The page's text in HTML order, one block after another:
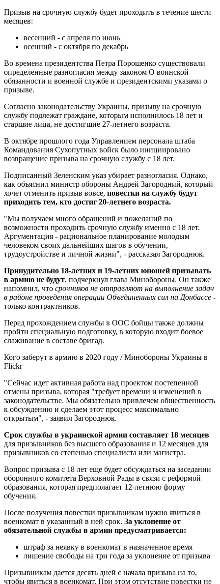
Призыв на срочную службу будет проходить в течение шести
месяцев:
весенний - с апреля по июнь
осенний - с октября по декабрь
Во времена президентства Петра Порошенко существовали
определенные разногласия между законом О воинской
обязанности и военной службе и президентскими указами о
призыве.
Согласно законодательству Украины, призыву на срочную
службу подлежат граждане, которым исполнилось 18 лет и
старшие лица, не достигшие 27-летнего возраста.
В октябре прошлого года Управлением персонала штаба
Командования Сухопутных войск было инициировано
возвращение призыва на срочную службу с 18 лет.
Подписанный Зеленским указ убирает разногласия. Однако,
как объяснил министр обороны Андрей Загородний, который
хочет отменить призыв вовсе, повестки на службу будут
приходить тем, кто достиг 20-летнего возраста.
"Мы получаем много обращений и пожеланий по
возможности проходить срочную службу именно с 18 лет.
Аргументация - рациональное планирование молодым
человеком своих дальнейших шагов в обучении,
трудоустройстве и личной жизни", - рассказал Загороднюк.
Принудительно 18-летних и 19-летних юношей призывать
в армию не будут, подчеркнул глава Минобороны. Он также
напомнил, что срочников не отправляют на выполнение задач
в районе проведения операции Объединенных сил на Донбассе -
только контрактников.
Перед прохождением службы в ООС бойцы также должны
пройти специальную подготовку, в которую входит боевое
слаживание в составе бригад.
Кого заберут в армию в 2020 году / Минобороны Украины в
Flickr
"Сейчас идет активная работа над проектом постепенной
отмены призыва, которая "требует времени и изменений в
законодательстве. Мы обязательно привлечем общественность
к обсуждению и сделаем этот процесс максимально
открытым", - заявил Загороднюк.
Срок службы в украинской армии составляет 18 месяцев
для призывников без высшего образования и 12 месяцев для
призывников со степенью специалиста или магистра.
Вопрос призыва с 18 лет еще будет обсуждаться на заседании
оборонного комитета Верховной Рады в связи с реформой
образования, которая предполагает 12-летнюю форму
обучения.
После получения повестки призывникам нужно явиться в
военкомат в указанный в ней срок. За уклонение от
обязательной службы в армии предусматривается:
штраф за неявку в военкомат в назначенное время
лишение свободы на три года за уклонение от призыва
Призывникам дается десять дней с начала призыва на то,
чтобы явиться в военкомат. При этом отсутствие повестки не